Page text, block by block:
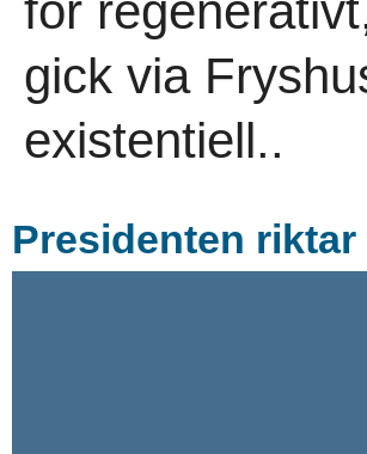
för
gick via
existentiell..
Presidenten